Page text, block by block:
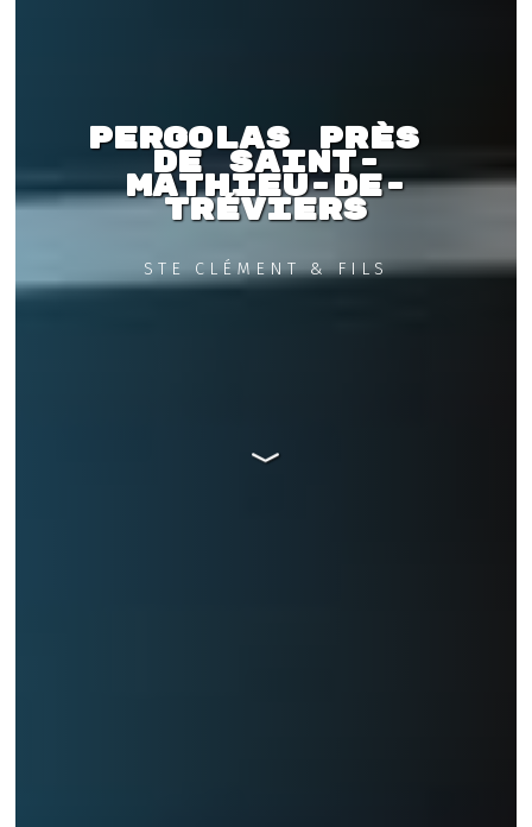
Pergolas près
de Saint-
Mathieu-de-
Tréviers
STE CLÉMENT & FILS